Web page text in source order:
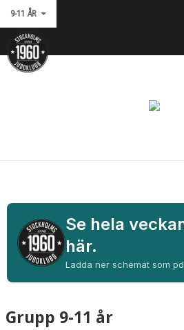
9-11 ÅR
HEM
Se hela
här.
Ladda ner schemat som
Grupp 9-11 år